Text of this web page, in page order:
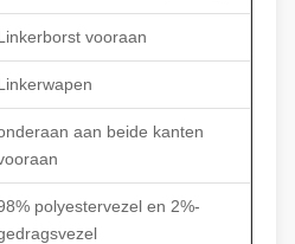
vooraan
aan beide kanten
polyestervezel en 2%-